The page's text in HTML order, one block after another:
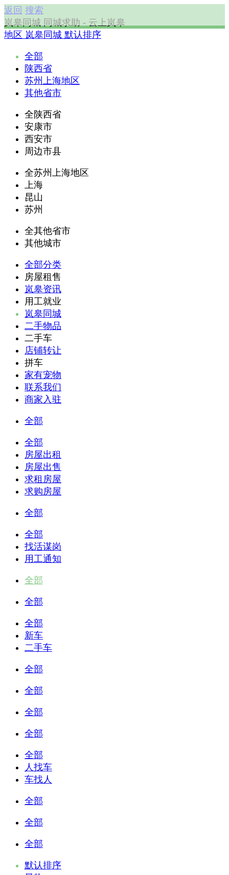
返回 搜索
岚皋同城 同城求助 - 云上岚皋
地区 岚皋同城 默认排序
全部
陕西省
苏州上海地区
其他省市
全陕西省
安康市
西安市
周边市县
全苏州上海地区
上海
昆山
苏州
全其他省市
其他城市
全部分类
房屋租售
岚皋资讯
用工就业
岚皋同城
二手物品
二手车
店铺转让
拼车
家有宠物
联系我们
商家入驻
全部
全部
房屋出租
房屋出售
求租房屋
求购房屋
全部
全部
找活谋岗
用工通知
全部
全部
全部
新车
二手车
全部
全部
全部
全部
全部
人找车
车找人
全部
全部
全部
默认排序